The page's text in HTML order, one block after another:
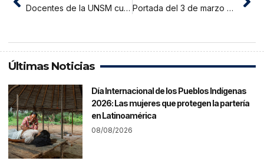
Docentes de la UNSM cuestionados por cobro de notas con las horas contadas Portada del 3 de marzo del 2017
Últimas Noticias
Día Internacional de los Pueblos Indígenas
2026: Las mujeres que protegen la partería
en Latinoamérica
08/08/2026